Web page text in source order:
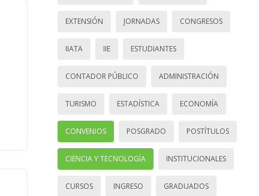
EXTENSIÓN JORNADAS CONGRESOS
IIATA IIE ESTUDIANTES
CONTADOR PÚBLICO ADMINISTRACIÓN
TURISMO ESTADÍSTICA ECONOMÍA
CONVENIOS POSGRADO POSTÍTULOS
CIENCIA Y TECNOLOGÍA INSTITUCIONALES
CURSOS INGRESO GRADUADOS